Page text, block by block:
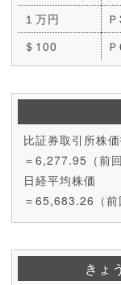
１万円
＄100
比証券取引所株
＝6,277.95（前
日経平均株価
＝65,683.26（
きょ